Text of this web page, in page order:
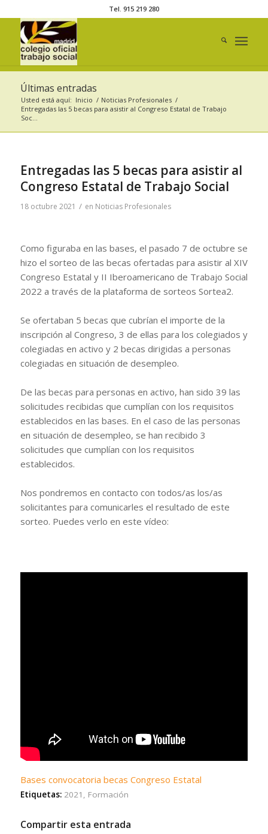
Tel. 915 219 280
Últimas entradas
Usted está aquí: Inicio / Noticias Profesionales /
Entregadas las 5 becas para asistir al Congreso Estatal de Trabajo
Soc...
Entregadas las 5 becas para asistir al
Congreso Estatal de Trabajo Social
18 octubre 2021 / en Noticias Profesionales
Como figuraba en las bases, el pasado 7 de octubre se
hizo el sorteo de las becas ofertadas para asistir al XIV
Congreso Estatal y II Iberoamericano de Trabajo Social
2022 a través de la plataforma de sorteos Sortea2.
Se ofertaban 5 becas que cubrían el importe de la
inscripción al Congreso, 3 de ellas para los colegiados y
colegiadas en activo y 2 becas dirigidas a personas
colegiadas en situación de desempleo.
De las becas para personas en activo, han sido 39 las
solicitudes recibidas que cumplían con los requisitos
establecidos en las bases. En el caso de las personas
en situación de desempleo, se han recibido 3
solicitudes que cumplían con los requisitos
establecidos.
Nos pondremos en contacto con todos/as los/as
solicitantes para comunicarles el resultado de este
sorteo. Puedes verlo en este vídeo:
Bases convocatoria becas Congreso Estatal
Etiquetas: 2021 , Formación
Compartir esta entrada